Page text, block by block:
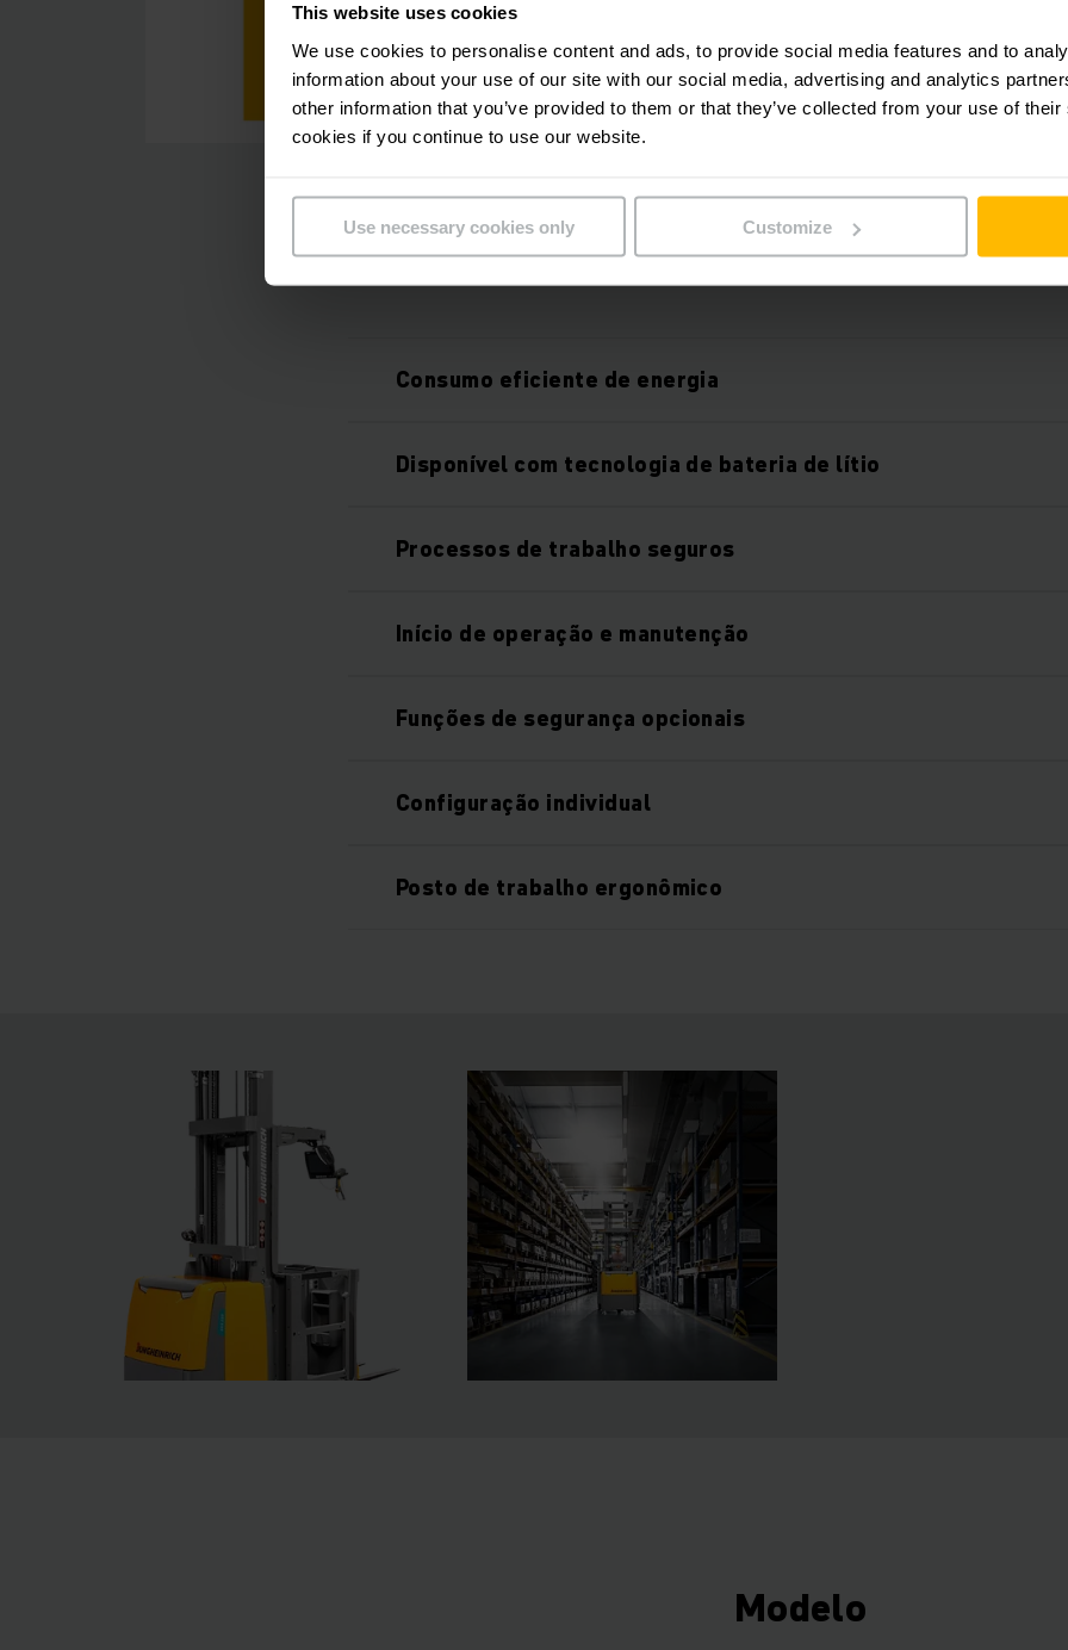
This website uses cookies
We use cookies to personalise content and ads, to provide social media features and to
information about your use of our site with our social media, advertising and analytics
other information that you’ve provided to them or that they’ve collected from your use of
cookies if you continue to use our website.
Use necessary cookies only Customize
expanded with various hardware and software
Características
Consumo eficiente de energia
Disponível com tecnologia de bateria de lítio
Processos de trabalho seguros
Início de operação e manutenção
Funções de segurança opcionais
Configuração individual
Posto de trabalho ergonômico
Modelo